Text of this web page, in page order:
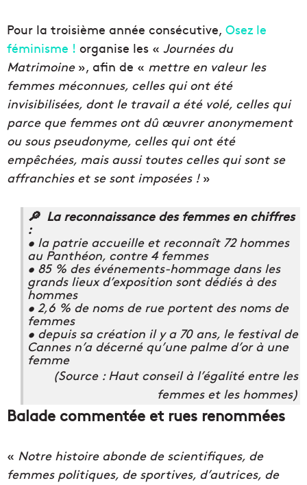
Pour la troisième année consécutive, Osez le
féminisme ! organise les « Journées du
Matrimoine», afin de « mettre en valeur les
femmes méconnues, celles qui ont été
invisibilisées, dont le travail a été volé, celles qui
parce que femmes ont dû œuvrer anonymement
ou sous pseudonyme, celles qui ont été
empêchées, mais aussi toutes celles qui sont se
affranchies et se sont imposées !»
🔎 La reconnaissance des femmes en chiffres
:
• la patrie accueille et reconnaît 72 hommes
au Panthéon, contre 4 femmes
• 85 % des événements-hommage dans les
grands lieux d’exposition sont dédiés à des
hommes
• 2,6 % de noms de rue portent des noms de
femmes
• depuis sa création il y a 70 ans, le festival de
Cannes n’a décerné qu’une palme d’or à une
femme
(Source : Haut conseil à l’égalité entre les
femmes et les hommes)
Balade commentée et rues renommées
« Notre histoire abonde de scientifiques, de
femmes politiques, de sportives, d’autrices, de